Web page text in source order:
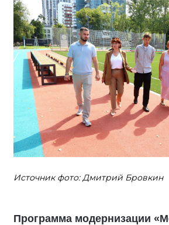
Источник фото: Дмитрий Бровкин
Программа модернизации